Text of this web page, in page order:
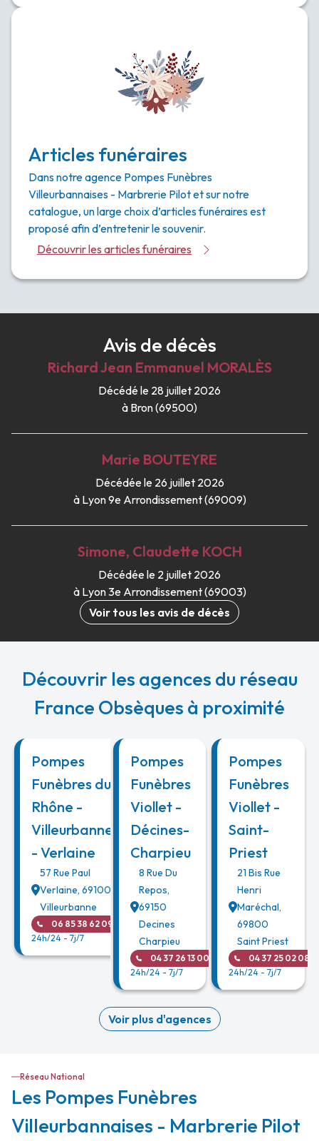
Articles funéraires
Dans notre agence Pompes Funèbres
Villeurbannaises - Marbrerie Pilot et sur notre
catalogue, un large choix d’articles funéraires est
proposé afin d’entretenir le souvenir.
Découvrir les articles funéraires
Avis de décès
Richard Jean Emmanuel MORALÈS
Décédé le 28 juillet 2026
à Bron (69500)
Marie BOUTEYRE
Décédée le 26 juillet 2026
à Lyon 9e Arrondissement (69009)
Simone, Claudette KOCH
Décédée le 2 juillet 2026
à Lyon 3e Arrondissement (69003)
Voir tous les avis de décès
Découvrir les agences du réseau
France Obsèques à proximité
Pompes
Funèbres du
Rhône -
Villeurbanne
- Verlaine
57 Rue Paul
Verlaine, 69100
Villeurbanne
06 85 38 62 09
24h/24 - 7j/7
Pompes
Funèbres
Viollet -
Décines-
Charpieu
8 Rue Du
Repos,
69150
Decines
Charpieu
04 37 26 13 00
24h/24 - 7j/7
Pompes
Funèbres
Viollet -
Saint-
Priest
21 Bis Rue
Henri
Maréchal,
69800
Saint Priest
04 37 25 02 08
24h/24 - 7j/7
Voir plus d'agences
Réseau National
Les Pompes Funèbres
Villeurbannaises - Marbrerie Pilot